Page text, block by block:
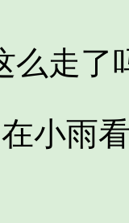
走了
雨看